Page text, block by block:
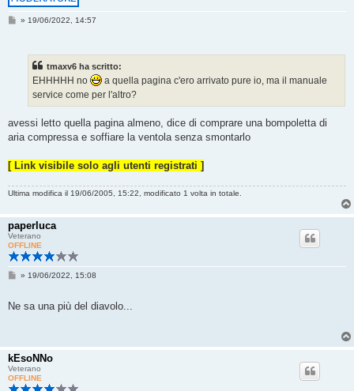
M» 19/06/2022, 14:57
tmaxv6 ha scritto:
EHHHHH no
a quella pagina c'ero arrivato pure io, ma il manuale
service come per l'altro?
avessi letto quella pagina almeno, dice di comprare una bompoletta di
aria compressa e soffiare la ventola senza smontarlo
[ Link visibile solo agli utenti registrati ]
Ultima modifica il 19/06/2005, 15:22, modificato 1 volta in totale.
paperluca
Veterano
OFFLINE
M
s
a
» 19/06/2022, 15:08
Ne sa una più del diavolo...
kEsoNNo
Veterano
OFFLINE